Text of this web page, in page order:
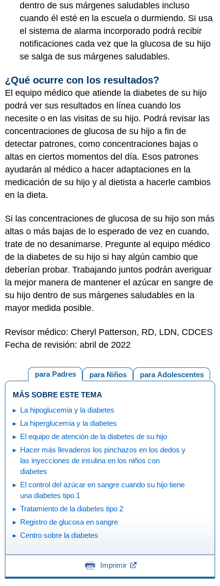
dentro de sus márgenes saludables incluso
cuando él esté en la escuela o durmiendo. Si usa
el sistema de alarma incorporado podrá recibir
notificaciones cada vez que la glucosa de su hijo
se salga de sus márgenes saludables.
¿Qué ocurre con los resultados?
El equipo médico que atiende la diabetes de su hijo
podrá ver sus resultados en línea cuando los
necesite o en las visitas de su hijo. Podrá revisar las
concentraciones de glucosa de su hijo a fin de
detectar patrones, como concentraciones bajas o
altas en ciertos momentos del día. Esos patrones
ayudarán al médico a hacer adaptaciones en la
medicación de su hijo y al dietista a hacerle cambios
en la dieta.
Si las concentraciones de glucosa de su hijo son más
altas o más bajas de lo esperado de vez en cuando,
trate de no desanimarse. Pregunte al equipo médico
de la diabetes de su hijo si hay algún cambio que
deberían probar. Trabajando juntos podrán averiguar
la mejor manera de mantener el azúcar en sangre de
su hijo dentro de sus márgenes saludables en la
mayor medida posible.
Revisor médico: Cheryl Patterson, RD, LDN, CDCES
Fecha de revisión: abril de 2022
para Adolescentes
para Niños
para Padres
MÁS SOBRE ESTE TEMA
La hipoglucemia y la diabetes
La hiperglucemia y la diabetes
El equipo de atención de la diabetes de su hijo
Hacer más llevaderos los pinchazos en los dedos y
las inyecciones de insulina en los niños con
diabetes
El control del azúcar en sangre cuando su hijo tiene
una diabetes tipo 1
Tratamiento de la diabetes tipo 2
Registro de glucosa en sangre
Centro sobre la diabetes
Imprimir